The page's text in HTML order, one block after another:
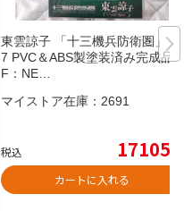
東雲諒子 「十三機兵防衛圏」 1/
7 PVC＆ABS製塗装済み完成品
F：NE…
マイストア在庫： 2691
税込 17105
カートに入れる